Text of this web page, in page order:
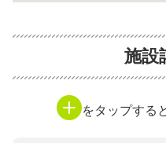
施設
をタップする